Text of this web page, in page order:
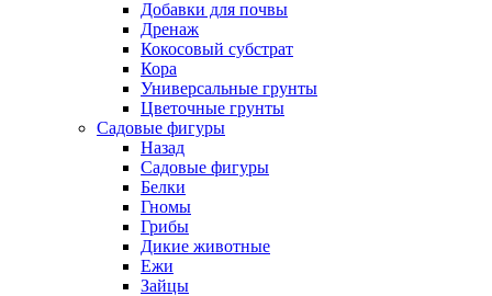
Добавки для почвы
Дренаж
Кокосовый субстрат
Кора
Универсальные грунты
Цветочные грунты
Садовые фигуры
Назад
Садовые фигуры
Белки
Гномы
Грибы
Дикие животные
Ежи
Зайцы